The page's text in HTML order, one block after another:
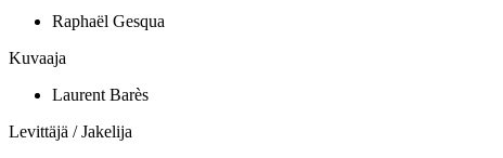
Raphaël Gesqua
Kuvaaja
Laurent Barès
Levittäjä / Jakelija